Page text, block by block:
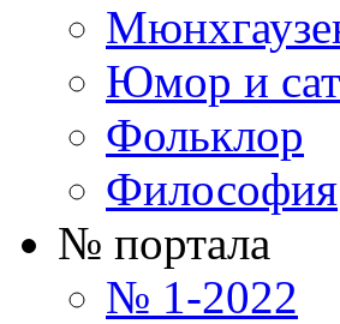
Юмор и
Фольклор
Философия
№ портала
№ 1-2022